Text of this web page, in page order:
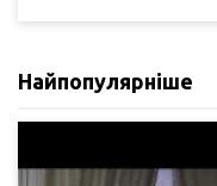
Найпопулярніше